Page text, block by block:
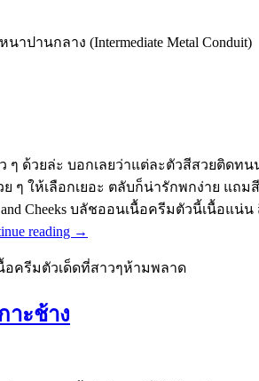
าปานกลาง (Intermediate Metal Conduit)
ๆ ด้วยล่ะ บอกเลยว่าแต่ละตัวสีสวยติดท
ให้เลือกเยอะ ตลับก็น่ารักพกง่าย แ
and Cheeks บลัชออนเนื้อครีมตัวนี้เนื้
reading →
อครีมตัวเด็ดที่สาวๆห้ามพลาด
าะช้าง